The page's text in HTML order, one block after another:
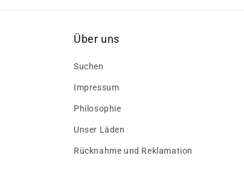
Über uns
Suchen
Impressum
Philosophie
Unser Läden
Rücknahme und Reklamation